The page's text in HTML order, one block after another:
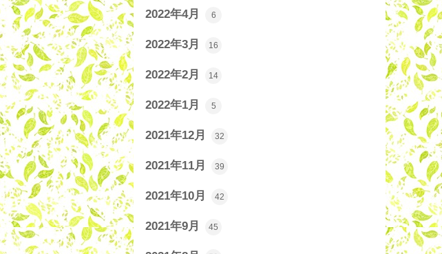
2022年4月 6
2022年3月 16
2022年2月 14
2022年1月 5
2021年12月 32
2021年11月 39
2021年10月 42
2021年9月 45